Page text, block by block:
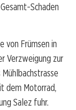
Schaden
von Frümsen in
Verzweigung zur
dem Motorrad,
Salez fuhr.